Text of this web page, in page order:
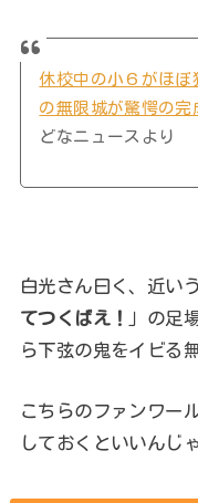
休校中の小６がほぼ
の無限城が驚愕の
どなニュースより
白光さん曰く、近い
てつくばえ！
」の足
ら下弦の鬼をイビる
こちらのファンワー
しておくといいんじ